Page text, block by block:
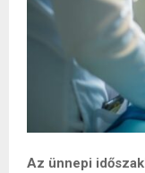
Az ünnepi